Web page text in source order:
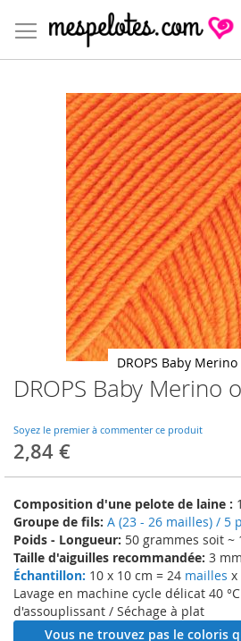
au
contenu
DROPS Baby Merino
Soyez le premier à commenter ce produit
2,84 €
Composition d'une pelote de laine :
Groupe de fils: A (23 - 26 mailles) / 5
Poids - Longueur: 50 grammes soit ~
Taille d'aiguilles recommandée: 3 mm
Échantillon: 10 x 10 cm = 24 mailles x
Lavage en machine cycle délicat 40
d'assouplissant / Séchage à plat
Vous ne trouvez pas le coloris
DROPS Baby
Skip
to
beginning
of
the
gallery